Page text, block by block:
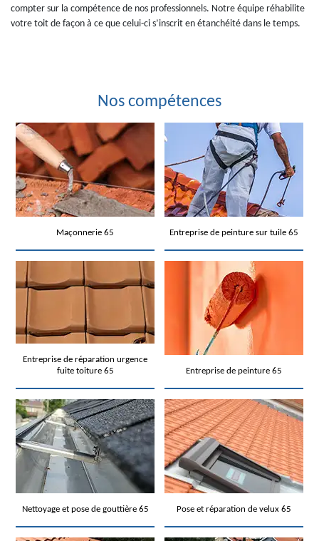
compter sur la compétence de nos professionnels. Notre équipe réhabilite
votre toit de façon à ce que celui-ci s’inscrit en étanchéité dans le temps.
Nos compétences
Maçonnerie 65 Entreprise de peinture sur tuile 65
Entreprise de réparation urgence
fuite toiture 65
Entreprise de peinture 65
Nettoyage et pose de gouttière 65 Pose et réparation de velux 65